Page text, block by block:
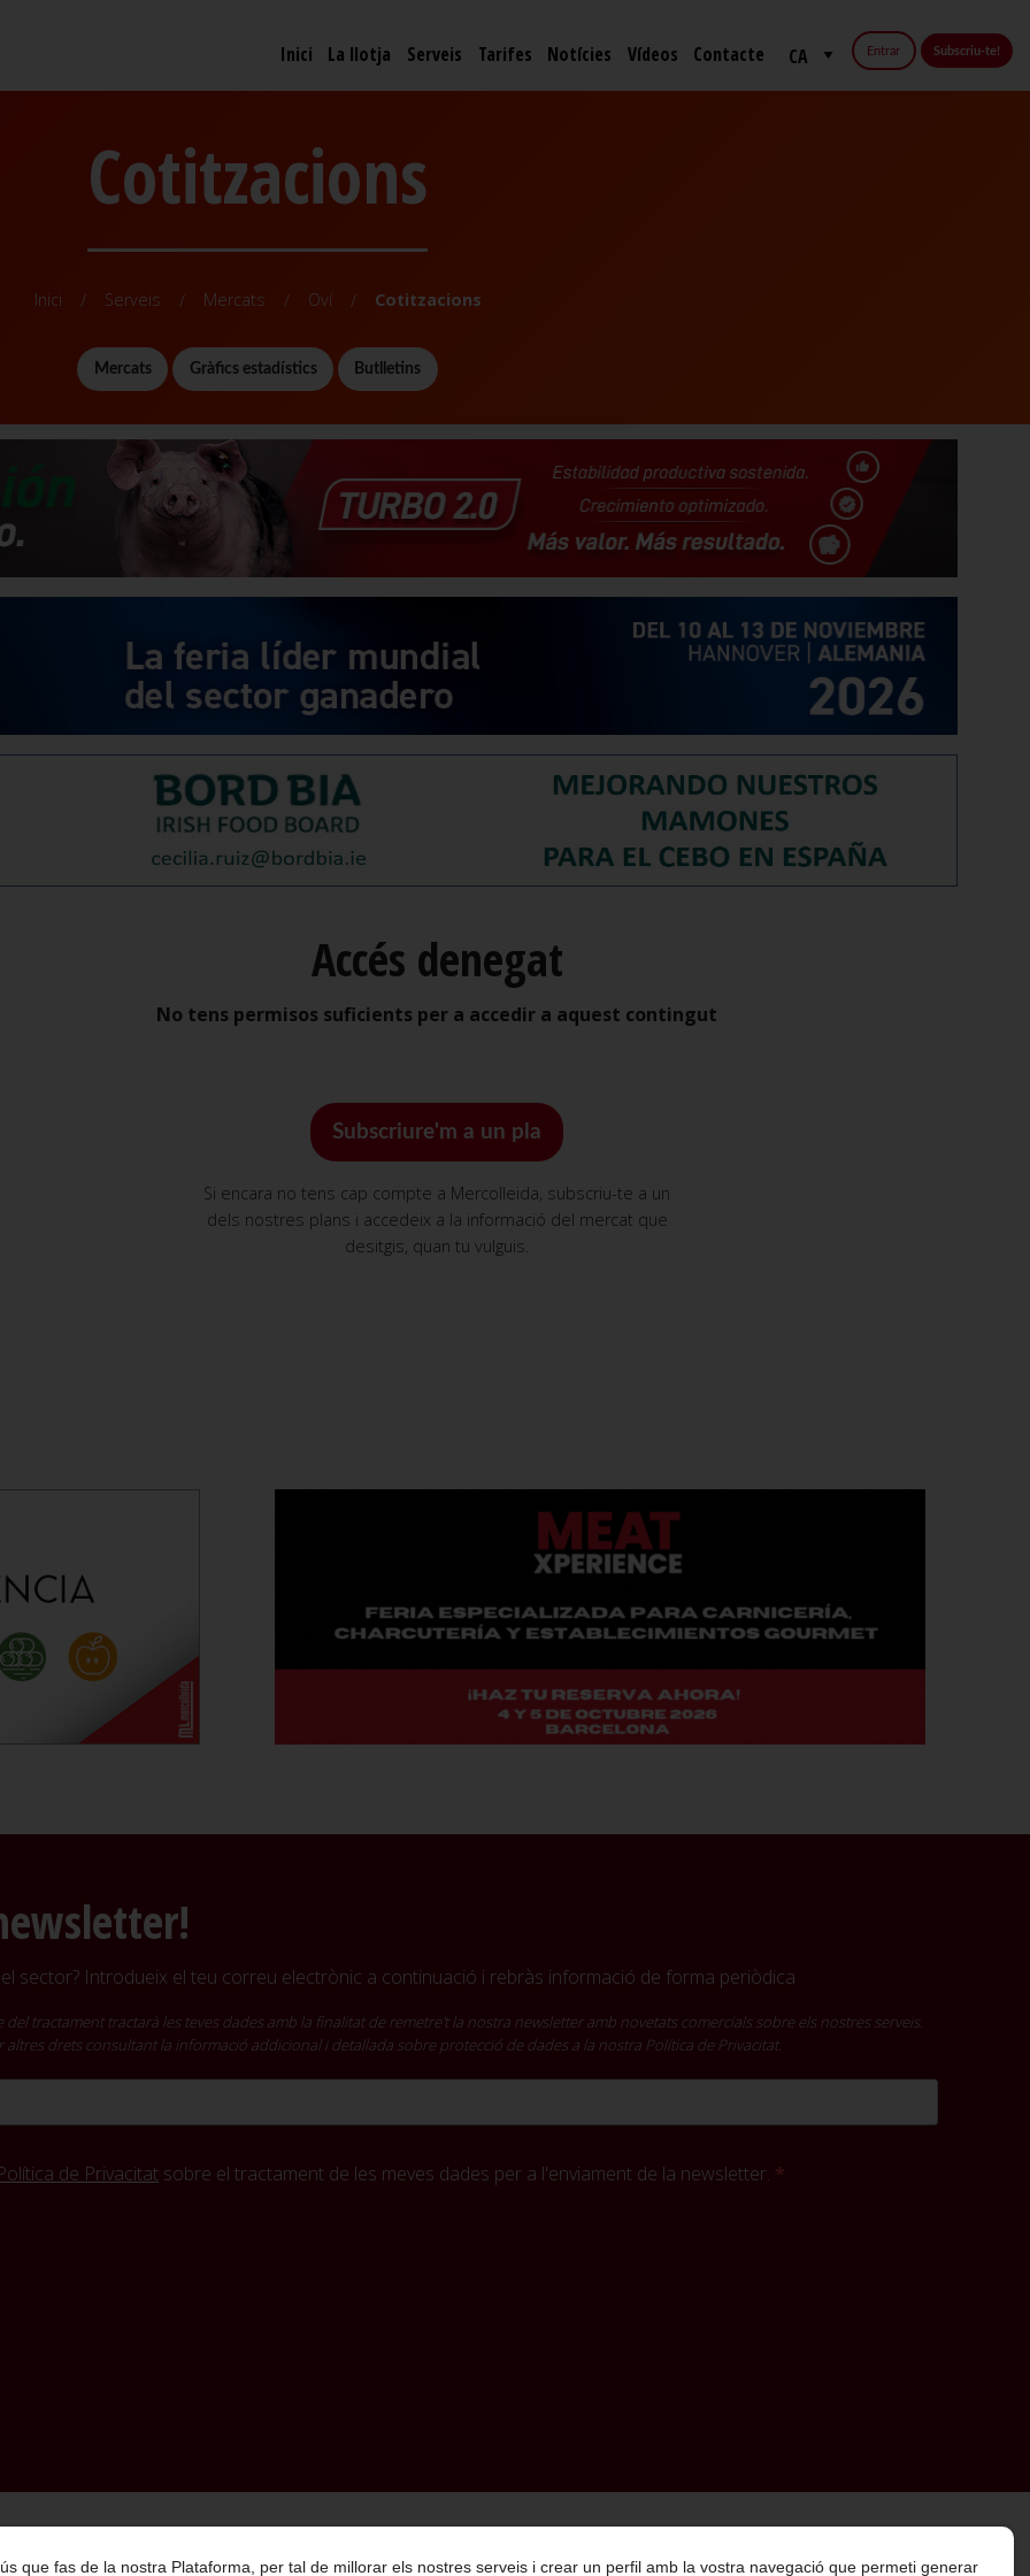
Entrar Subscriu-te!
Inici La llotja Serveis Tarifes Notícies Vídeos Contacte
Cotitzacions
Inici Serveis Mercats Oví Cotitzacions
Mercats Gràfics estadístics Butlletins
Accés denegat
No tens permisos suficients per a accedir a aquest contingut
Subscriure'm a un pla
Si encara no tens cap compte a Mercolleida, subscriu-te a un
dels nostres plans i accedeix a la informació del mercat que
desitgis, quan tu vulguis.
sector? Introdueix el teu correu electrònic a continuació i rebràs informació de forma periòdica
del tractament tractarà les teves dades amb la finalitat de remetre't la nostra newsletter amb novetats comercials sobre els nostres serveis.
altres drets consultant la informació addicional i detallada sobre protecció de dades a la nostra Política de Privacitat.
de Privacitat sobre el tractament de les meves dades per a l'enviament de la newsletter.
que fas de la nostra Plataforma, per tal de millorar els nostres serveis i crear un perfil amb la vostra navegació que permeti generar